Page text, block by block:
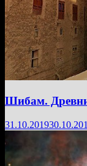
Шибам.
31.10.2019